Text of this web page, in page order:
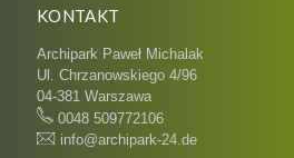
KONTAKT
Archipark Paweł Michalak
Ul. Chrzanowskiego 4/96
04-381 Warszawa
0048 509772106
info@archipark-24.de